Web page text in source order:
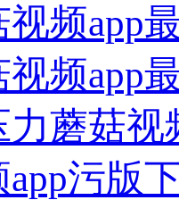
频app
频app
力蘑菇视
污版